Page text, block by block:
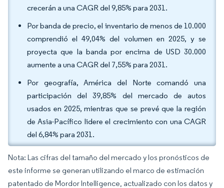
crecerán a una CAGR del 9,85% para 2031.
Por banda de precio, el inventario de menos de 10.000
comprendió el 49,04% del volumen en 2025, y se
proyecta que la banda por encima de USD 30.000
aumente a una CAGR del 7,55% para 2031.
Por geografía, América del Norte comandó una
participación del 39,85% del mercado de autos
usados en 2025, mientras que se prevé que la región
de Asia-Pacífico lidere el crecimiento con una CAGR
del 6,84% para 2031.
Nota: Las cifras del tamaño del mercado y los pronósticos de
este informe se generan utilizando el marco de estimación
patentado de Mordor Intelligence, actualizado con los datos y